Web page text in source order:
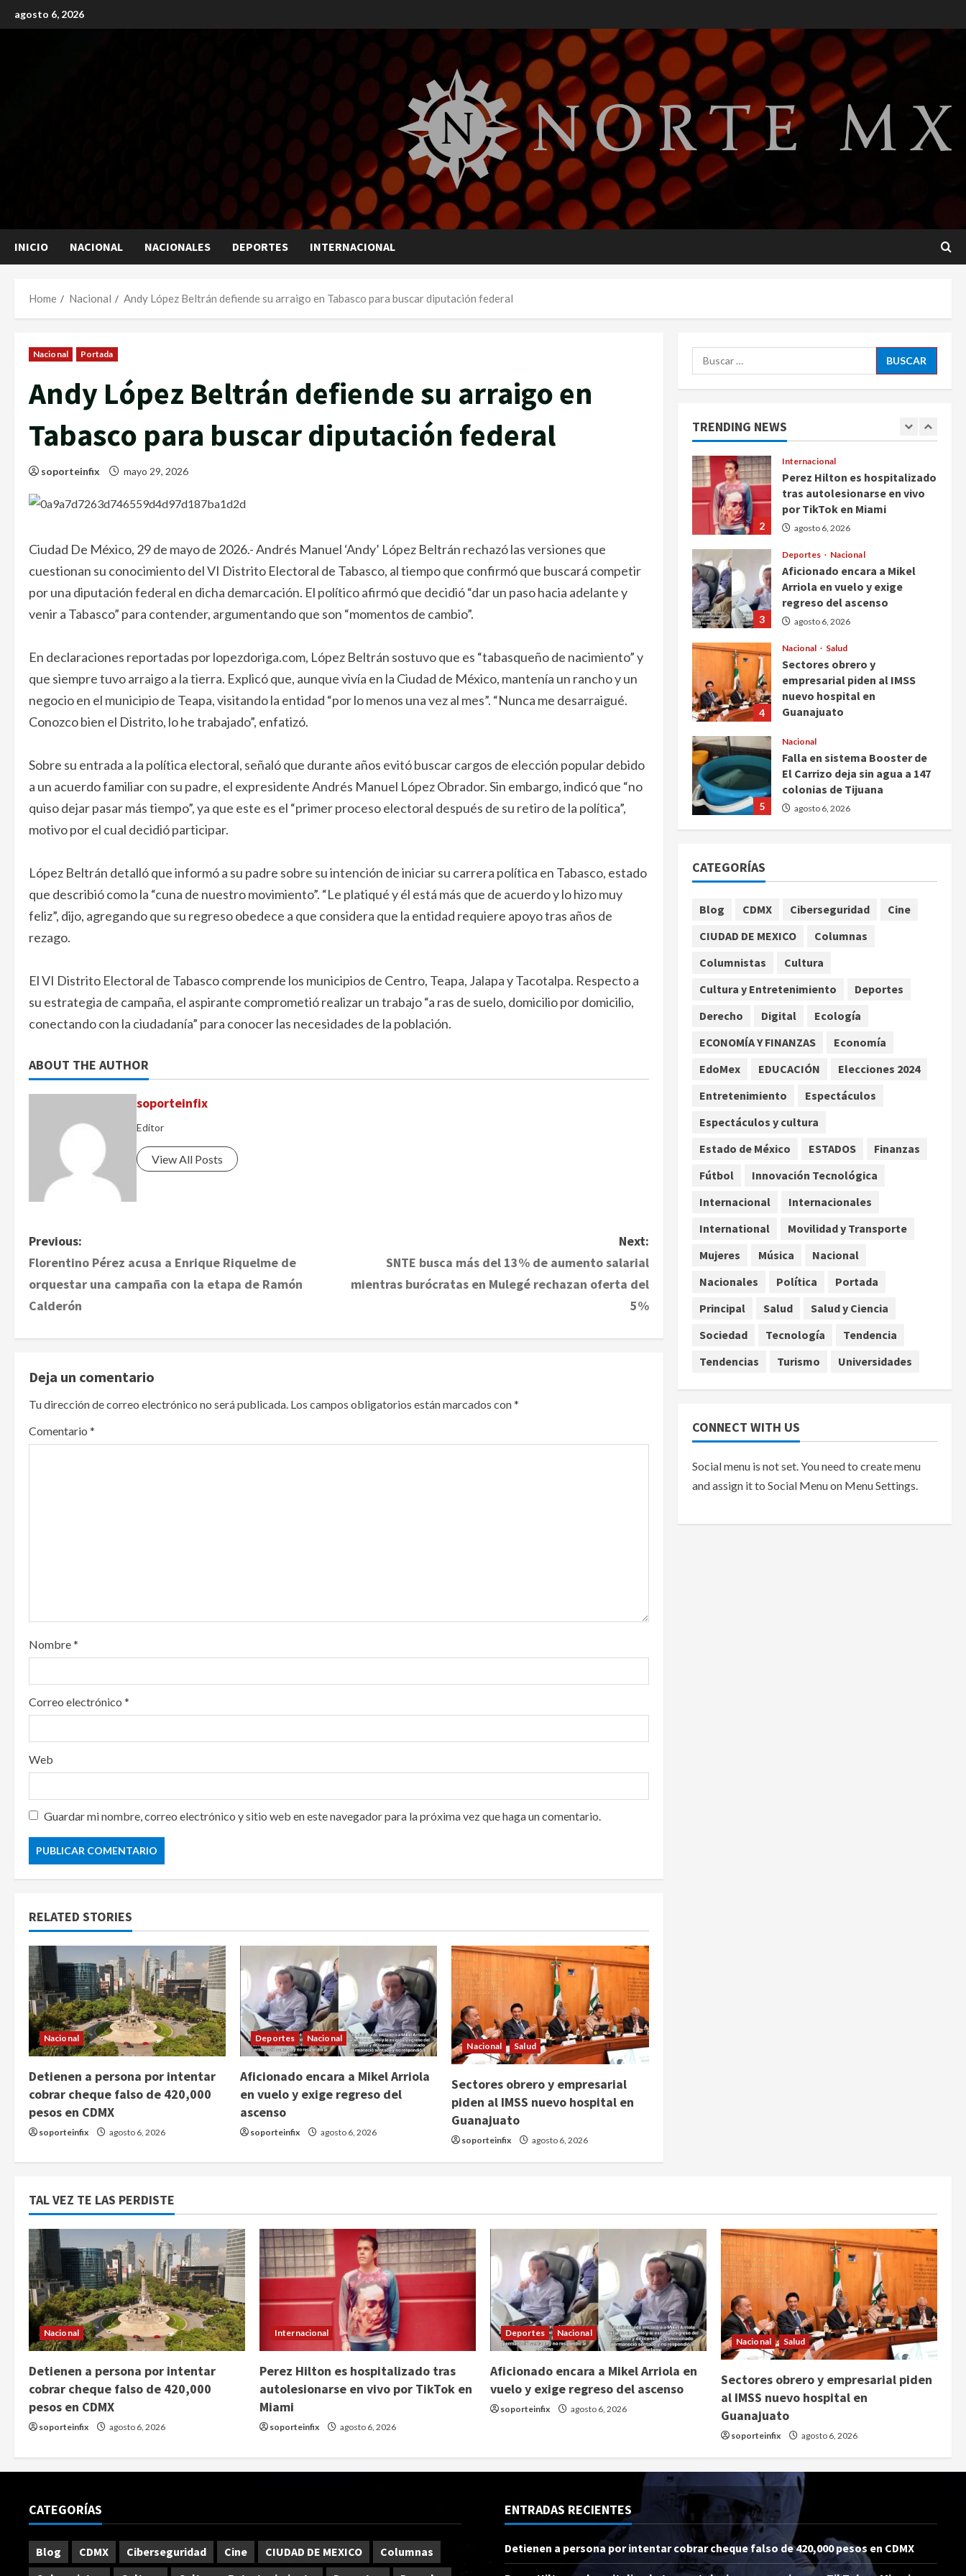
to
agosto 6, 2026
INICIO NACIONAL NACIONALES DEPORTES INTERNACIONAL
Home Nacional Andy López Beltrán defiende su arraigo en Tabasco para buscar diputación federal
Nacional Portada
Andy López Beltrán defiende su arraigo en
Tabasco para buscar diputación federal
soporteinfix mayo 29, 2026
Ciudad De México, 29 de mayo de 2026.- Andrés Manuel ‘Andy’ López Beltrán rechazó las versiones que
cuestionan su conocimiento del VI Distrito Electoral de Tabasco, al tiempo que confirmó que buscará competir
por una diputación federal en dicha demarcación. El político afirmó que decidió “dar un paso hacia adelante y
venir a Tabasco” para contender, argumentando que son “momentos de cambio”.
En declaraciones reportadas por lopezdoriga.com, López Beltrán sostuvo que es “tabasqueño de nacimiento” y
que siempre tuvo arraigo a la tierra. Explicó que, aunque vivía en la Ciudad de México, mantenía un rancho y un
negocio en el municipio de Teapa, visitando la entidad “por lo menos una vez al mes”. “Nunca me desarraigué.
Conozco bien el Distrito, lo he trabajado”, enfatizó.
Sobre su entrada a la política electoral, señaló que durante años evitó buscar cargos de elección popular debido
a un acuerdo familiar con su padre, el expresidente Andrés Manuel López Obrador. Sin embargo, indicó que “no
quiso dejar pasar más tiempo”, ya que este es el “primer proceso electoral después de su retiro de la política”,
motivo por el cual decidió participar.
López Beltrán detalló que informó a su padre sobre su intención de iniciar su carrera política en Tabasco, estado
que describió como la “cuna de nuestro movimiento”. “Le platiqué y él está más que de acuerdo y lo hizo muy
feliz”, dijo, agregando que su regreso obedece a que considera que la entidad requiere apoyo tras años de
rezago.
El VI Distrito Electoral de Tabasco comprende los municipios de Centro, Teapa, Jalapa y Tacotalpa. Respecto a
su estrategia de campaña, el aspirante comprometió realizar un trabajo “a ras de suelo, domicilio por domicilio,
conectando con la ciudadanía” para conocer las necesidades de la población.
ABOUT THE AUTHOR
soporteinfix
Editor
View All Posts
P
o
s
t
n
a
v
n
Previous:
Florentino Pérez acusa a Enrique Riquelme de
orquestar una campaña con la etapa de Ramón
Calderón
Next:
SNTE busca más del 13% de aumento salarial
mientras burócratas en Mulegé rechazan oferta del
5%
Deja un comentario
Tu dirección de correo electrónico no será publicada. Los campos obligatorios están marcados con*
Comentario *
Nombre*
Correo electrónico *
Web
Guardar mi nombre, correo electrónico y sitio web en este navegador para la próxima vez que haga un comentario.
RELATED STORIES
Nacional
Detienen a persona por intentar
cobrar cheque falso de 420,000
pesos en CDMX
soporteinfix agosto 6, 2026
Deportes Nacional
Aficionado encara a Mikel Arriola
en vuelo y exige regreso del
ascenso
soporteinfix agosto 6, 2026
Nacional Salud
Sectores obrero y empresarial
piden al IMSS nuevo hospital en
Guanajuato
soporteinfix agosto 6, 2026
Buscar:
TRENDING NEWS
2
tras autolesionarse en vivo
por TikTok en Miami
agosto 6, 2026
3
Deportes Nacional
Aficionado encara a Mikel
Arriola en vuelo y exige
regreso del ascenso
agosto 6, 2026
nuevo hospital en
agosto 6, 2026
colonias de Tijuana
1
2
Internacional
Perez Hilton es hospitalizado
tras autolesionarse en vivo
por TikTok en Miami
agosto 6, 2026
3
Deportes Nacional
Aficionado encara a Mikel
Arriola en vuelo y exige
regreso del ascenso
agosto 6, 2026
4
Nacional Salud
Sectores obrero y
empresarial piden al IMSS
nuevo hospital en
Guanajuato
5
Nacional
Falla en sistema Booster de
El Carrizo deja sin agua a 147
colonias de Tijuana
agosto 6, 2026
de 420,000 pesos en CDMX
2
Perez Hilton es hospitalizado
tras autolesionarse en vivo
agosto 6, 2026
Deportes Nacional
Aficionado encara a Mikel
regreso del ascenso
agosto 6, 2026
4
Sectores obrero y
empresarial piden al IMSS
Guanajuato
agosto 6, 2026
Nacional
Falla en sistema Booster de
colonias de Tijuana
agosto 6, 2026
CATEGORÍAS
Blog CDMX Ciberseguridad
Cine
CIUDAD DE MEXICO
Columnas
Columnistas
Cultura
Cultura y Entretenimiento
Deportes
Derecho
Digital
Ecología
ECONOMÍA Y FINANZAS
Economía
EdoMex
EDUCACIÓN
Elecciones 2024
Entretenimiento
Espectáculos
Espectáculos y cultura
Estado de México
ESTADOS
Finanzas
Fútbol
Innovación Tecnológica
Internacional
Internacionales
International
Movilidad y Transporte
Mujeres
Música
Nacional
Nacionales
Política
Portada
Principal
Salud
Salud y Ciencia
Sociedad
Tecnología
Tendencia
Tendencias
Turismo Universidades
CONNECT WITH US
Social menu is not set. You need to create menu
and assign it to Social Menu on Menu Settings.
TAL VEZ TE LAS PERDISTE
Nacional
Detienen a persona por intentar
cobrar cheque falso de 420,000
pesos en CDMX
soporteinfix agosto 6, 2026
Internacional
Perez Hilton es hospitalizado tras
autolesionarse en vivo por TikTok en
Miami
soporteinfix agosto 6, 2026
Deportes Nacional
Aficionado encara a Mikel Arriola en
vuelo y exige regreso del ascenso
soporteinfix agosto 6, 2026
Nacional Salud
Sectores obrero y empresarial piden
al IMSS nuevo hospital en
Guanajuato
soporteinfix agosto 6, 2026
CATEGORÍAS
Blog CDMX Ciberseguridad Cine CIUDAD DE MEXICO
Columnas
ENTRADAS RECIENTES
Detienen a persona por intentar cobrar cheque falso de 420,000 pesos en CDMX